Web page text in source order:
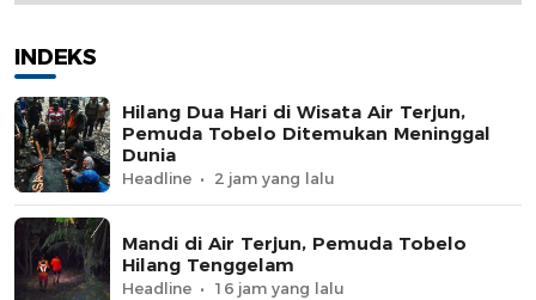
INDEKS
Hilang Dua Hari di Wisata Air Terjun,
Pemuda Tobelo Ditemukan Meninggal
Dunia
Headline 2 jam yang lalu
Mandi di Air Terjun, Pemuda Tobelo
Hilang Tenggelam
Headline 16 jam yang lalu